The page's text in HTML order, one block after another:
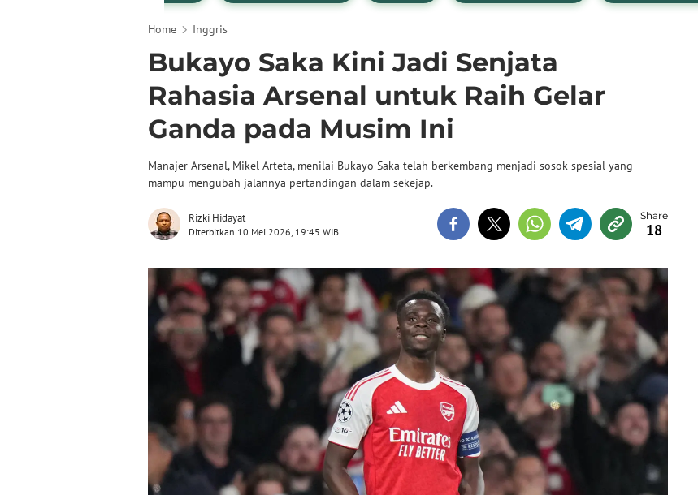
Home Inggris
Bukayo Saka Kini Jadi Senjata
Rahasia Arsenal untuk Raih Gelar
Ganda pada Musim Ini
Manajer Arsenal, Mikel Arteta, menilai Bukayo Saka telah berkembang menjadi sosok spesial yang
mampu mengubah jalannya pertandingan dalam sekejap.
Rizki Hidayat
Diterbitkan 10 Mei 2026, 19:45 WIB 18